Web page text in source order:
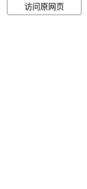
访问原网页